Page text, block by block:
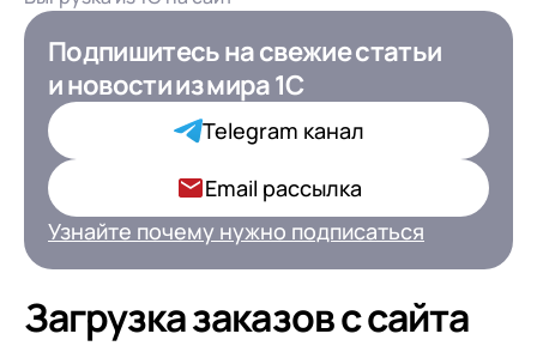
Подпишитесь на свежие статьи
и новостииз мира 1С
Telegram канал
Email рассылка
Узнайте почему нужно подписаться
Подпишитесь на свежие статьи
и новостииз мира 1С для ИТ-
Директоров
Подписаться
Загрузка заказов с сайта